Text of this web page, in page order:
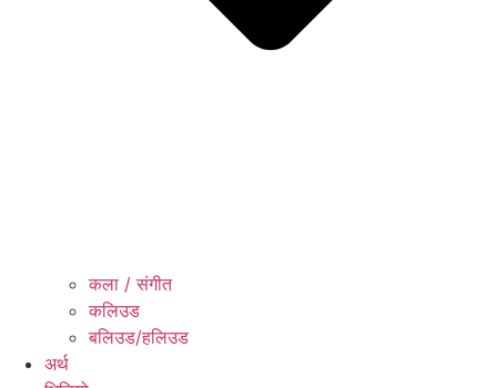
कला / संगीत​
कलिउड
बलिउड/हलिउड
अर्थ